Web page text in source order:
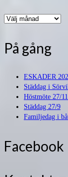
Arkiv
På gång
ESKADER
Städdag i
Höstmöte 27/
Städdag 27/9
Familjedag i
Facebook